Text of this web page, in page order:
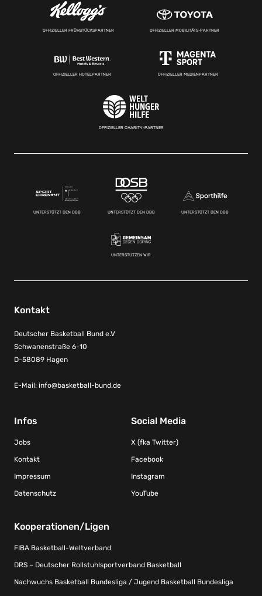
OFFIZIELLER FRÜHSTÜCKSPARTNER OFFIZIELLER MOBILITÄTS-PARTNER
OFFIZIELLER HOTELPARTNER OFFIZIELLER MEDIENPARTNER
OFFIZIELLER CHARITY-PARTNER
UNTERSTÜTZT DEN DBB UNTERSTÜTZT DEN DBB UNTERSTÜTZT DEN DBB
UNTERSTÜTZEN WIR
Kontakt
Deutscher Basketball Bund e.V
Schwanenstraße 6-10
D-58089 Hagen
E-Mail: info@basketball-bund.de
Infos
Jobs
Kontakt
Impressum
Datenschutz
Social Media
X (fka Twitter)
Facebook
Instagram
YouTube
Kooperationen/Ligen
FIBA Basketball-Weltverband
DRS – Deutscher Rollstuhlsportverband Basketball
Nachwuchs Basketball Bundesliga / Jugend Basketball Bundesliga